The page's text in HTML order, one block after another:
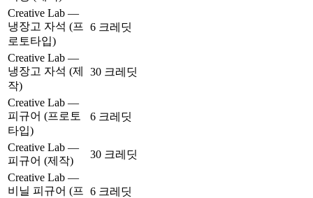
Creative Lab —
냉장고 자석 (프
로토타입)
6 크레딧
Creative Lab —
냉장고 자석 (제
작)
30 크레딧
Creative Lab —
피규어 (프로토
타입)
6 크레딧
Creative Lab —
피규어 (제작)
30 크레딧
Creative Lab —
비닐 피규어 (프
6 크레딧